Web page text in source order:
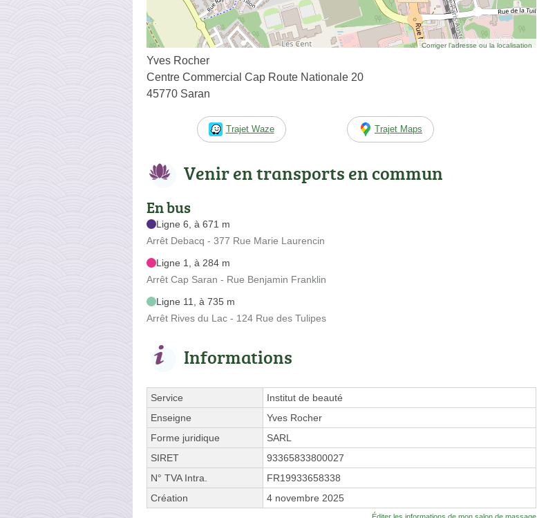
Corriger l’adresse ou la localisation
Yves Rocher
Centre Commercial Cap Route Nationale 20
45770 Saran
Trajet Waze Trajet Maps
Venir en transports en commun
En bus
Ligne 6, à 671 m
Arrêt Debacq - 377 Rue Marie Laurencin
Ligne 1, à 284 m
Arrêt Cap Saran - Rue Benjamin Franklin
Ligne 11, à 735 m
Arrêt Rives du Lac - 124 Rue des Tulipes
Informations
Service
Institut de beauté
Enseigne
Yves Rocher
Forme juridique
SARL
SIRET
93365833800027
N° TVA Intra.
FR19933658338
Création
4 novembre 2025